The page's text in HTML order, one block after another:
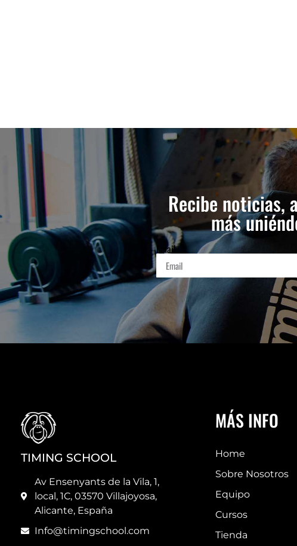
Recibe noticias,
más
Email
TIMING SCHOOL
Av Ensenyants de la Vila, 1,
local, 1C, 03570 Villajoyosa,
Alicante, España
Info@timingschool.com
MÁS INFO
Home
Sobre Nosotros
Equipo
Cursos
Tienda